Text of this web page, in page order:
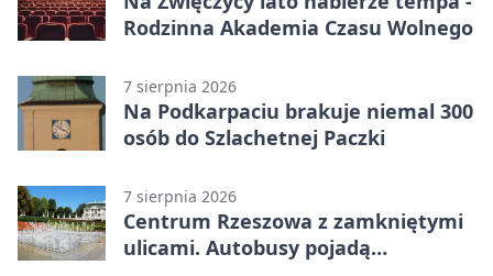
Rodzinna Akademia Czasu Wolnego
7 sierpnia 2026
Na Podkarpaciu brakuje niemal 300
osób do Szlachetnej Paczki
7 sierpnia 2026
Centrum Rzeszowa z zamkniętymi
ulicami. Autobusy pojadą